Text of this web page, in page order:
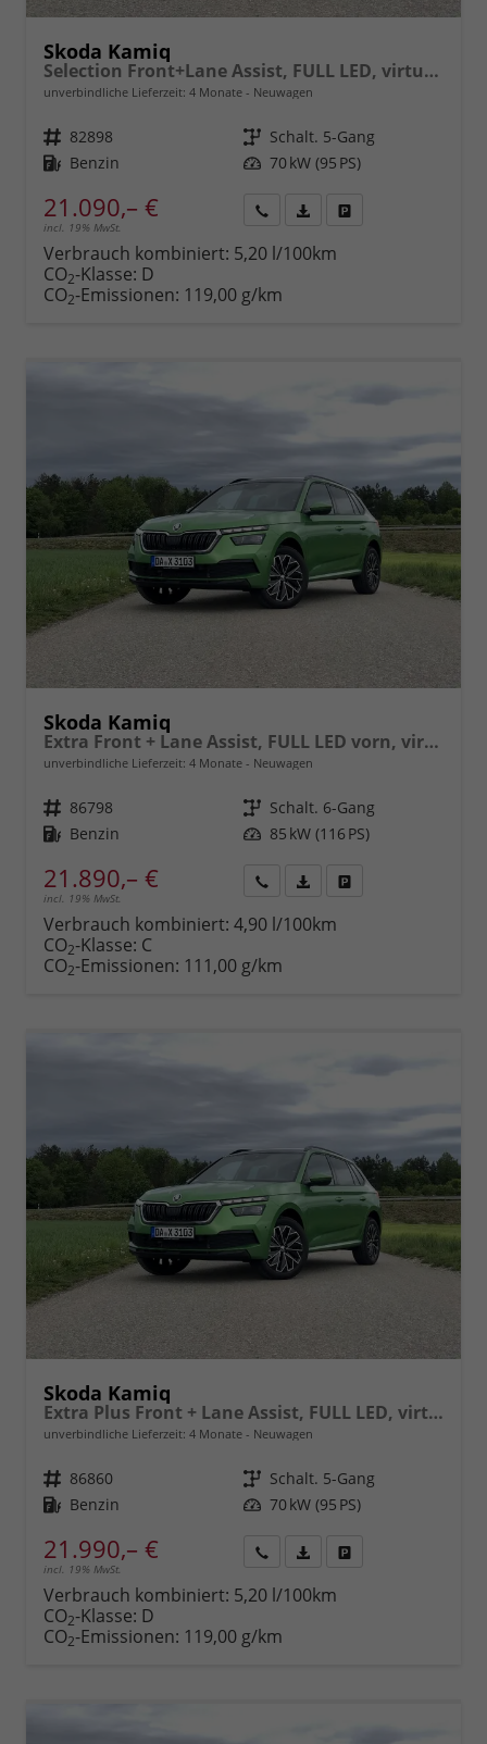
Skoda Kamiq
Selection Front+Lane Assist, FULL LED, virtuelles Cockpit, , Climatronic, Parksensoren, ISOFIX, el. Fensterheber, Tempomat, Sitzhzg. uvm.
unverbindliche Lieferzeit: 4 Monate Neuwagen
Fahrzeugnr. 82898 Getriebe Schalt. 5-Gang
Kraftstoff Benzin Leistung 70 kW (95 PS)
21.090,– €
incl. 19% MwSt.
anfordern
Datei,
Verbrauch kombiniert: 5,20 l/100km
CO2-Klasse: D
CO2-Emissionen: 119,00 g/km
Skoda Kamiq
Extra Front + Lane Assist, FULL LED vorn, virtuelles Cockpit, manuelle Klima, Parksensoren hinten, ISOFIX, el. Fensterheber vorn uvm.
unverbindliche Lieferzeit: 4 Monate Neuwagen
Fahrzeugnr. 86798 Getriebe Schalt. 6-Gang
Kraftstoff Benzin Leistung 85 kW (116 PS)
21.890,– €
incl. 19% MwSt.
anfordern
Datei,
Verbrauch kombiniert: 4,90 l/100km
CO2-Klasse: C
CO2-Emissionen: 111,00 g/km
Skoda Kamiq
Extra Plus Front + Lane Assist, FULL LED, virtuelles Cockpit, Climatronic, Parksensoren, Rückfahrkamera, ISOFIX, el. Fensterheber, Tempomat, Sitzhzg. uvm.
unverbindliche Lieferzeit: 4 Monate Neuwagen
Fahrzeugnr. 86860 Getriebe Schalt. 5-Gang
Kraftstoff Benzin Leistung 70 kW (95 PS)
21.990,– €
incl. 19% MwSt.
anfordern
Datei,
Verbrauch kombiniert: 5,20 l/100km
CO2-Klasse: D
CO2-Emissionen: 119,00 g/km